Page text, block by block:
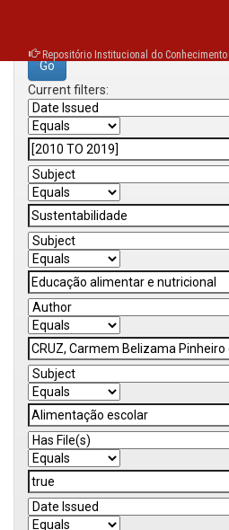
Repositório Institucional do Conhecimento
Current filters: